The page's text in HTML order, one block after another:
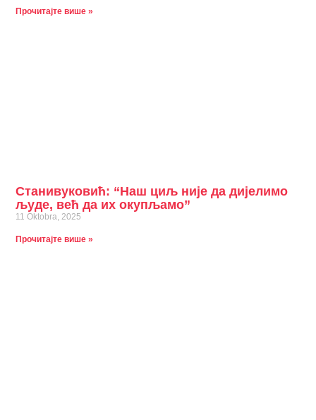
Прочитајте више »
Станивуковић: “Наш циљ није да дијелимо
људе, већ да их окупљамо”
11 Oktobra, 2025
Прочитајте више »